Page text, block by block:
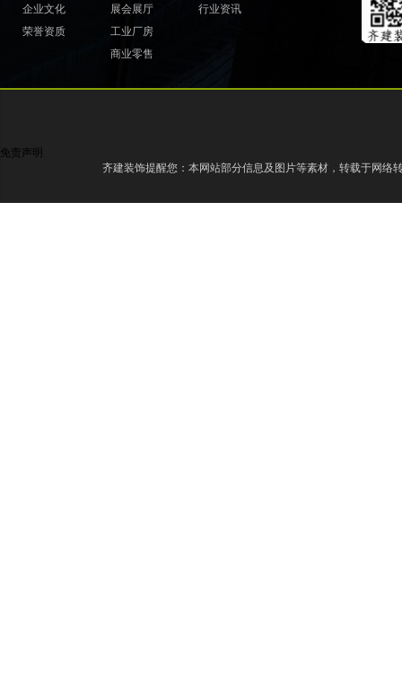
企业文化
荣誉资质
展会展厅
工业厂房
商业零售
行业资讯
免责声明
齐建装饰提醒您：本网站部分信息及图片等素材，转载于网络